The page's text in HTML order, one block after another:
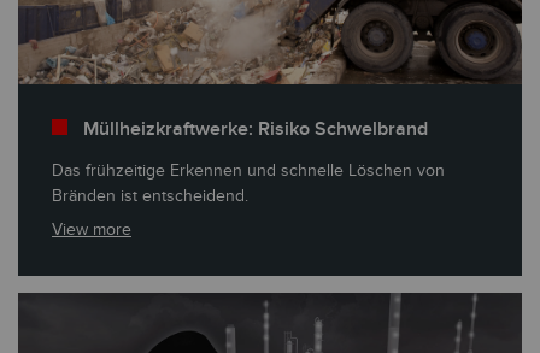
Müllheizkraftwerke: Risiko Schwelbrand
Das frühzeitige Erkennen und schnelle Löschen von
Bränden ist entscheidend.
View more